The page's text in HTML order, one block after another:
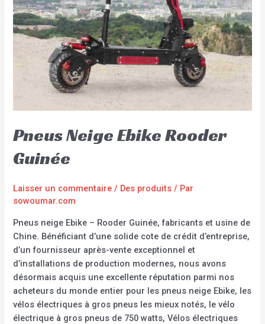
Pneus Neige Ebike Rooder
Guinée
Laisser un commentaire / Des produits / Par
sowoumar.com
Pneus neige Ebike – Rooder Guinée, fabricants et usine de
Chine. Bénéficiant d’une solide cote de crédit d’entreprise,
d’un fournisseur après-vente exceptionnel et
d’installations de production modernes, nous avons
désormais acquis une excellente réputation parmi nos
acheteurs du monde entier pour les pneus neige Ebike, les
vélos électriques à gros pneus les mieux notés, le vélo
électrique à gros pneus de 750 watts, Vélos électriques